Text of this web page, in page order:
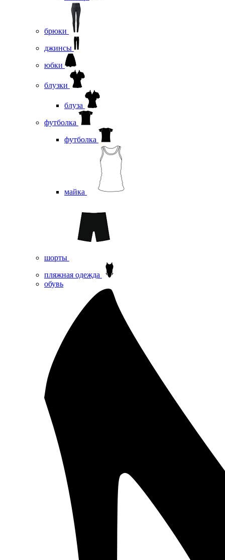
брюки
джинсы
юбки
блузки
блуза
футболка
футболка
майка
шорты
пляжная одежда
oбувь